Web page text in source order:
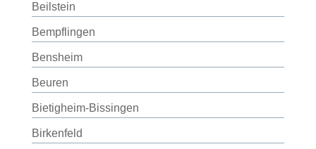
Beilstein
Bempflingen
Bensheim
Beuren
Bietigheim-Bissingen
Birkenfeld